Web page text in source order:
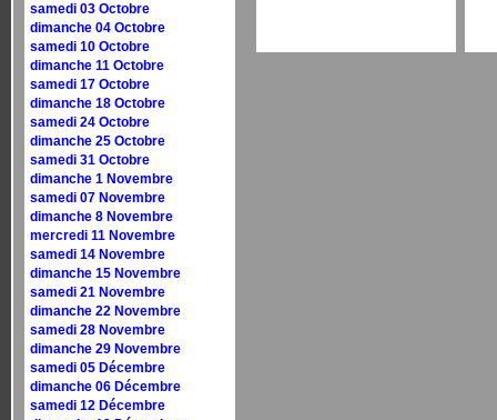
samedi 03 Octobre
dimanche 04 Octobre
samedi 10 Octobre
dimanche 11 Octobre
samedi 17 Octobre
dimanche 18 Octobre
samedi 24 Octobre
dimanche 25 Octobre
samedi 31 Octobre
dimanche 1 Novembre
samedi 07 Novembre
dimanche 8 Novembre
mercredi 11 Novembre
samedi 14 Novembre
dimanche 15 Novembre
samedi 21 Novembre
dimanche 22 Novembre
samedi 28 Novembre
dimanche 29 Novembre
samedi 05 Décembre
dimanche 06 Décembre
samedi 12 Décembre